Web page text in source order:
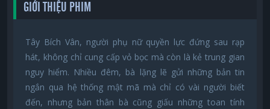
GIỚI THIỆU PHIM
Tây Bích Vân, người phụ nữ quyền lực đứng sau rạp
hát, không chỉ cung cấp vỏ bọc mà còn là kẻ trung gian
nguy hiểm. Nhiều đêm, bà lặng lẽ gửi những bản tin
ngắn qua hệ thống mật mã mà chỉ có vài người biết
đến, nhưng bản thân bà cũng giấu những toan tính